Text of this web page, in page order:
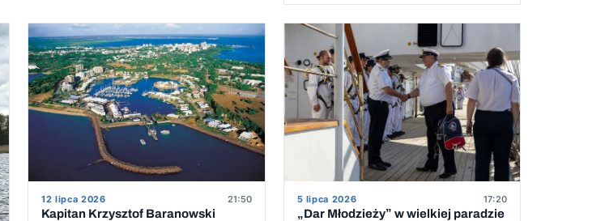
12 lipca 2026 21:50
Kapitan Krzysztof Baranowski
5 lipca 2026 17:20
„Dar Młodzieży” w wielkiej paradzie